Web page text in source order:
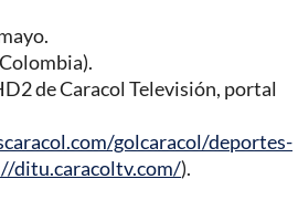
de Caracol Televisión, portal
golcaracol/deportes-
ditu.caracoltv.com/).